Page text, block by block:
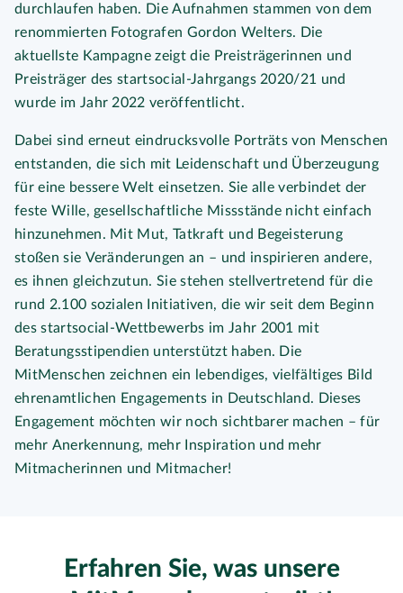
durchlaufen haben. Die Aufnahmen stammen von dem
renommierten Fotografen Gordon Welters. Die
aktuellste Kampagne zeigt die Preisträgerinnen und
Preisträger des startsocial-Jahrgangs 2020/21 und
wurde im Jahr 2022 veröffentlicht.
Dabei sind erneut eindrucksvolle Porträts von Menschen
entstanden, die sich mit Leidenschaft und Überzeugung
für eine bessere Welt einsetzen. Sie alle verbindet der
feste Wille, gesellschaftliche Missstände nicht einfach
hinzunehmen. Mit Mut, Tatkraft und Begeisterung
stoßen sie Veränderungen an – und inspirieren andere,
es ihnen gleichzutun. Sie stehen stellvertretend für die
rund 2.100 sozialen Initiativen, die wir seit dem Beginn
des startsocial-Wettbewerbs im Jahr 2001 mit
Beratungsstipendien unterstützt haben. Die
MitMenschen zeichnen ein lebendiges, vielfältiges Bild
ehrenamtlichen Engagements in Deutschland. Dieses
Engagement möchten wir noch sichtbarer machen – für
mehr Anerkennung, mehr Inspiration und mehr
Mitmacherinnen und Mitmacher!
Erfahren Sie, was unsere